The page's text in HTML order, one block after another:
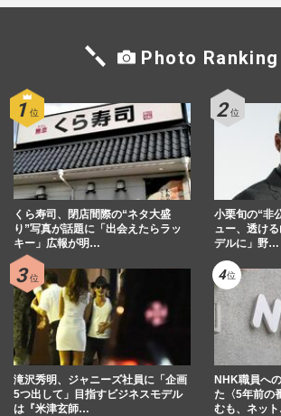
Photo Ranking
くら寿司、閉店間際の“ネタ大盛
り”写真が話題に「出会えたらラッ
キー」広報が明…
小栗旬の“非
ュー、透け
デルに」野…
滝沢秀明、ジャニーズ社員に「企画
5つ出して」目指すビジネスモデル
は『米津玄師…
NHK職員へ
た〈5年前の
むも、ネッ